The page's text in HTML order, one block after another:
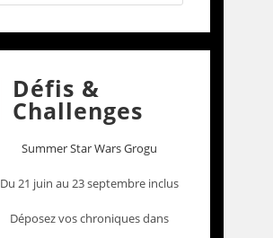
Défis &
Challenges
Summer Star Wars Grogu
Du 21 juin au 23 septembre inclus
Déposez vos chroniques dans